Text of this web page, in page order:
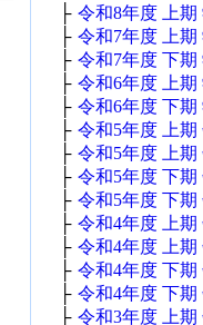
├ 令和8年度 上期
├ 令和7年度 上期
├ 令和7年度 下期
├ 令和6年度 上期
├ 令和6年度 下期
├ 令和5年度 上期
├ 令和5年度 上期
├ 令和5年度 下期
├ 令和5年度 下期
├ 令和4年度 上期
├ 令和4年度 上期
├ 令和4年度 下期
├ 令和4年度 下期
├ 令和3年度 上期